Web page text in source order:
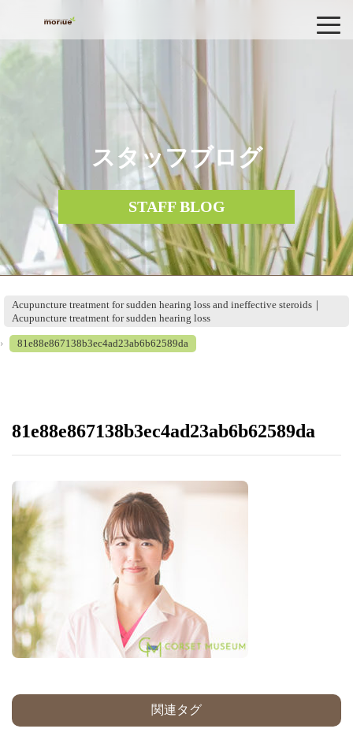
スタッフブログ
STAFF BLOG
Acupuncture treatment for sudden hearing loss and ineffective steroids｜
Acupuncture treatment for sudden hearing loss
› 81e88e867138b3ec4ad23ab6b62589da
81e88e867138b3ec4ad23ab6b62589da
関連タグ